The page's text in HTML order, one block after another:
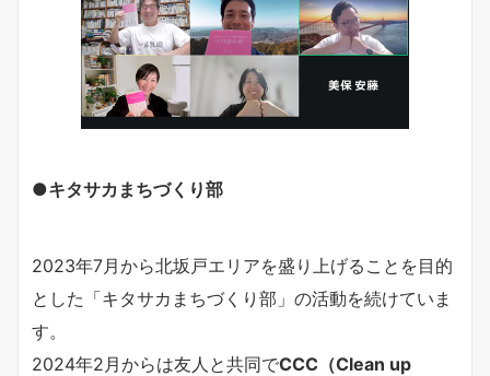
●キタサカまちづくり部
2023年7月から北坂戸エリアを盛り上げることを目的
とした「キタサカまちづくり部」の活動を続けていま
す。
2024年2月からは友人と共同でCCC（Clean up